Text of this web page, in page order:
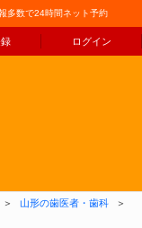
多数で24時間ネット予約
ログイン
へ移動
＞ 山形の歯医者・歯科
＞